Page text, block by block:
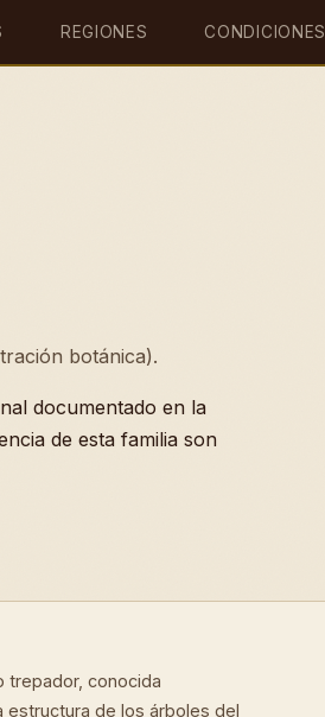
REGIONES CONDICIONES
botánica).
documentado en la
de esta familia son
trepador, conocida
estructura de los árboles del